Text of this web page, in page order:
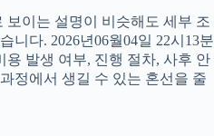
이는 설명이 비슷해도 세부 조
니다. 2026년06월04일 22시13분
용 발생 여부, 진행 절차, 사후 안
정에서 생길 수 있는 혼선을 줄